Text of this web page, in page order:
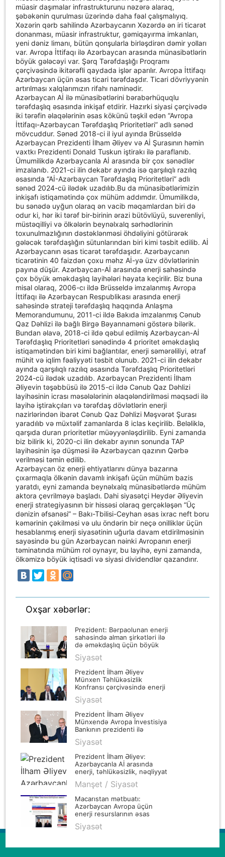
müasir daşımalar infrastrukturunu nəzərə alaraq,
şəbəkənin qurulması üzərində daha fəal çalışmalıyıq.
Xəzərin qərb sahilində Azərbaycanın Xəzərdə ən iri ticarət
donanması, müasir infrastruktur, gəmiqayırma imkanları,
yeni dəniz limanı, bütün qonşularla birləşdirən dəmir yolları
var. Avropa İttifaqı ilə Azərbaycan arasında münasibətlərin
böyük gələcəyi var. Şərq Tərəfdaşlığı Proqramı
çərçivəsində ikitərəfli qaydada işlər aparılır. Avropa İttifaqı
Azərbaycan üçün əsas ticari tərəfdaşdır. Ticari dövriyyənin
artırılması xalqlarımızın rifahı naminədir.
Azərbaycan Aİ ilə münasibətlərini bərabərhüquqlu
tərəfdaşlıq əsasında inkişaf etdirir. Hazırki siyasi çərçivədə
iki tərəfin əlaqələrinin əsas kökünü təşkil edən “Avropa
İttifaqı-Azərbaycan Tərəfdaşlıq Prioritetləri” adlı sənəd
mövcuddur. Sənəd 2018-ci il iyul ayında Brüsseldə
Azərbaycan Prezidenti İlham Əliyev və Aİ Şurasının həmin
vaxtkı Prezidenti Donald Tuskun iştirakı ilə paraflanıb.
Ümumilikdə Azərbaycanla Aİ arasında bir çox sənədlər
imzalanıb. 2021-ci ilin dekabr ayında isə qarşılıqlı razılıq
əsasında “Aİ-Azərbaycan Tərəfdaşlıq Prioritetləri” adlı
sənəd 2024-cü ilədək uzadılıb.Bu da münasibətlərimizin
inkişafı istiqamətində çox mühüm addımdır. Ümumilikdə,
bu sənədə uyğun olaraq ən vacib məqamlardan biri də
odur ki, hər iki tərəf bir-birinin ərazi bütövlüyü, suverenliyi,
müstəqilliyi və ölkələrin beynəlxalq sərhədlərinin
toxunulmazlığının dəstəklənməsi öhdəliyini götürərək
gələcək tərəfdaşlığın sütunlarından biri kimi təsbit edilib. Aİ
Azərbaycanın əsas ticarət tərəfdaşıdır. Azərbaycanın
ticarətinin 40 faizdən çoxu məhz Aİ-yə üzv dövlətlərinin
payına düşür. Azərbaycan-Aİ arasında enerji sahəsində
çox böyük əməkdaşlıq layihələri həyata keçirilir. Biz buna
misal olaraq, 2006-cı ildə Brüsseldə imzalanmış Avropa
İttifaqı ilə Azərbaycan Respublikası arasında enerji
sahəsində strateji tərəfdaşlıq haqqında Anlaşma
Memorandumunu, 2011-ci ildə Bakıda imzalanmış Cənub
Qaz Dəhlizi ilə bağlı Birgə Bəyannaməni göstərə bilərik.
Bundan əlavə, 2018-ci ildə qəbul edilmiş Azərbaycan-Aİ
Tərəfdaşlıq Prioritetləri sənədində 4 prioritet əməkdaşlıq
istiqamətindən biri kimi bağlantılar, enerji səmərəliliyi, ətraf
mühit və iqlim fəaliyyəti təsbit olunub. 2021-ci ilin dekabr
ayında qarşılıqlı razılıq əsasında Tərəfdaşlıq Prioritetləri
2024-cü ilədək uzadılıb. Azərbaycan Prezidenti İlham
Əliyevin təşəbbüsü ilə 2015-ci ildə Cənub Qaz Dəhlizi
layihəsinin icrası məsələlərinin əlaqələndirilməsi məqsədi ilə
layihə iştirakçıları və tərəfdaş dövlətlərin enerji
nazirlərindən ibarət Cənub Qaz Dəhlizi Məşvərət Şurası
yaradılıb və müxtəlif zamanlarda 8 iclas keçirilib. Beləliklə,
qarşıda duran prioritetlər müəyyənləşdirilib. Eyni zamanda
biz bilirik ki, 2020-ci ilin dekabr ayının sonunda TAP
layihəsinin işə düşməsi ilə Azərbaycan qazının Qərbə
verilməsi təmin edilib.
Azərbaycan öz enerji ehtiyatlarını dünya bazarına
çıxarmaqla ölkənin davamlı inkişafı üçün mühüm bazis
yaratdı, eyni zamanda beynəlxalq münasibətlərdə mühüm
aktora çevrilməyə başladı. Dahi siyasətçi Heydər Əliyevin
enerji strategiyasının bir hissəsi olaraq gerçəkləşən “Üç
dənizin əfsanəsi” – Bakı-Tbilisi-Ceyhan əsas ixrac neft boru
kəmərinin çəkilməsi və ulu öndərin bir neçə onilliklər üçün
hesablanmış enerji siyasətinin uğurla davam etdirilməsinin
sayəsində bu gün Azərbaycan nəinki Avropanın enerji
təminatında mühüm rol oynayır, bu layihə, eyni zamanda,
ölkəmizə böyük iqtisadi və siyasi dividendlər qazandırır.
Oxşar xəbərlər:
Prezident: Bərpaolunan enerji
sahəsində alman şirkətləri ilə
də əməkdaşlıq üçün böyük
Siyasət
Prezident İlham Əliyev
Münxen Təhlükəsizlik
Konfransı çərçivəsində enerji
masada iştirak edib
Siyasət
Prezident İlham Əliyev
Münxendə Avropa İnvestisiya
Bankının prezidenti ilə
Siyasət
Prezident İlham Əliyev:
Azərbaycanla Aİ arasında
enerji, təhlükəsizlik, nəqliyyat
mövcuddur
Manşet / Siyasət
Macarıstan mətbuatı:
Azərbaycan Avropa üçün
enerji resurslarının əsas
Siyasət